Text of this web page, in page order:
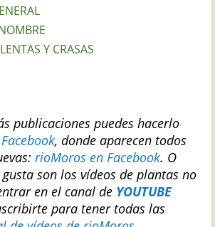
Y CRASAS
publicaciones puedes hacerlo
Facebook, donde aparecen todos
rioMoros en Facebook. O
son los vídeos de plantas no
en el canal de YOUTUBE
para tener todas las